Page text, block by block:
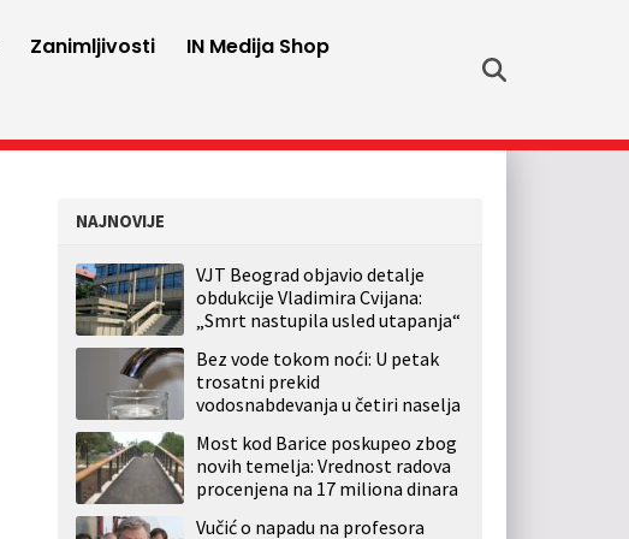
Zanimljivosti
IN Medija Shop
NAJNOVIJE
VJT Beograd objavio detalje
obdukcije Vladimira Cvijana:
„Smrt nastupila usled utapanja“
Bez vode tokom noći: U petak
trosatni prekid
vodosnabdevanja u četiri naselja
Most kod Barice poskupeo zbog
novih temelja: Vrednost radova
procenjena na 17 miliona dinara
Vučić o napadu na profesora